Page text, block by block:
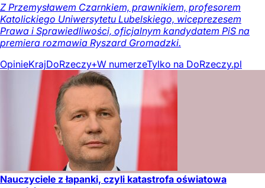
Z Przemysławem Czarnkiem, prawnikiem, profesorem
Katolickiego Uniwersytetu Lubelskiego, wiceprezesem
Prawa i Sprawiedliwości, oficjalnym kandydatem PiS na
premiera rozmawia Ryszard Gromadzki.
OpinieKrajDoRzeczy+W numerzeTylko na DoRzeczy.pl
Nauczyciele z łapanki, czyli katastrofa oświatowa